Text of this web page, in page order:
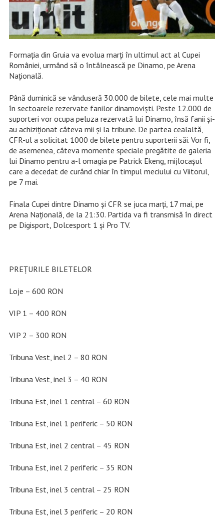
Formația din Gruia va evolua marți în ultimul act al Cupei
României, urmând să o întâlnească pe Dinamo, pe Arena
Națională.
Până duminică se vânduseră 30.000 de bilete, cele mai multe
în sectoarele rezervate fanilor dinamoviști. Peste 12.000 de
suporteri vor ocupa peluza rezervată lui Dinamo, însă fanii și-
au achiziționat câteva mii și la tribune. De partea cealaltă,
CFR-ul a solicitat 1000 de bilete pentru suporterii săi. Vor fi,
de asemenea, câteva momente speciale pregătite de galeria
lui Dinamo pentru a-l omagia pe Patrick Ekeng, mijlocașul
care a decedat de curând chiar în timpul meciului cu Viitorul,
pe 7 mai.
Finala Cupei dintre Dinamo și CFR se juca marți, 17 mai, pe
Arena Națională, de la 21:30. Partida va fi transmisă în direct
pe Digisport, Dolcesport 1 și Pro TV.
PREȚURILE BILETELOR
Loje – 600 RON
VIP 1 – 400 RON
VIP 2 – 300 RON
Tribuna Vest, inel 2 – 80 RON
Tribuna Vest, inel 3 – 40 RON
Tribuna Est, inel 1 central – 60 RON
Tribuna Est, inel 1 periferic – 50 RON
Tribuna Est, inel 2 central – 45 RON
Tribuna Est, inel 2 periferic – 35 RON
Tribuna Est, inel 3 central – 25 RON
Tribuna Est, inel 3 periferic – 20 RON